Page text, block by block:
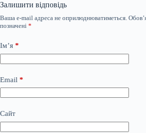
Залишити відповідь
Ваша e-mail адреса не оприлюднюватиметься.
позначені *
Ім’я *
Email *
Сайт